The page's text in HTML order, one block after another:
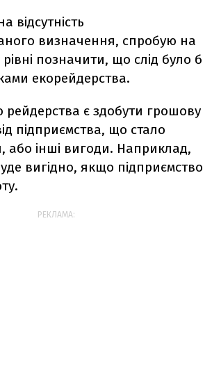
відсутність
визначення, спробую на
рівні позначити, що слід було б
екорейдерства.
рейдерства є здобути грошову
підприємства, що стало
або інші вигоди. Наприклад,
вигідно, якщо підприємство
РЕКЛАМА: